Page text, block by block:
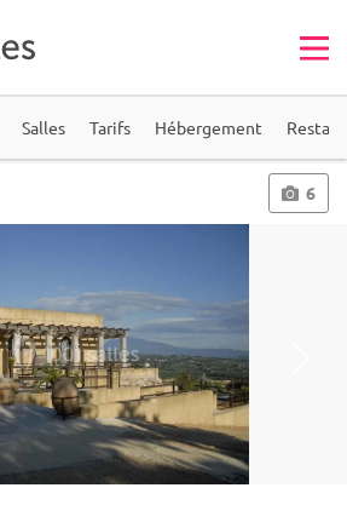
Salles Tarifs Hébergement
6